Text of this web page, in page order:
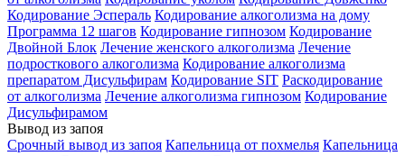
Кодирование Эспераль Кодирование алкоголизма на дому
Программа 12 шагов Кодирование гипнозом Кодирование
Двойной Блок Лечение женского алкоголизма Лечение
подросткового алкоголизма Кодирование алкоголизма
препаратом Дисульфирам Кодирование SIT Раскодирование
от алкоголизма Лечение алкоголизма гипнозом Кодирование
Дисульфирамом
Вывод из запоя
Срочный вывод из запоя Капельница от похмелья Капельница